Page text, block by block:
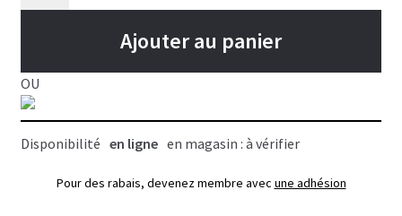
à
unités
mix,
Cozymo
Ajouter au panier
OU
Disponibilité en ligne en magasin : à vérifier
Pour des rabais, devenez membre avec une adhésion